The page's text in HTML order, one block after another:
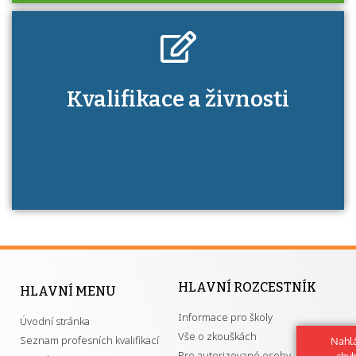
Kdo je to autorizovaná osoba a jaké výhody
má získání autorizace?
Kvalifikace a živnosti
HLAVNÍ MENU
Úvodní stránka
Seznam profesních kvalifikací
HLAVNÍ ROZCESTNÍK
Informace pro školy
Vše o zkouškách